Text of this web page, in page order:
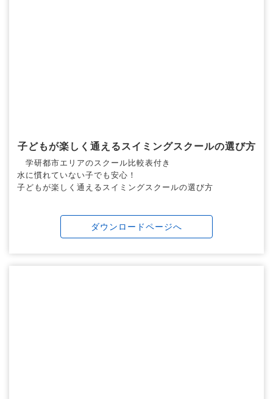
子どもが楽しく通えるスイミングスクールの選び方
学研都市エリアのスクール比較表付き
水に慣れていない子でも安心！
子どもが楽しく通えるスイミングスクールの選び方
ダウンロードページへ